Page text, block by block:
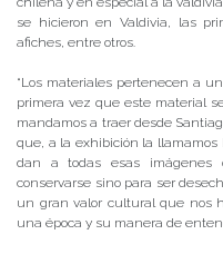
se hicieron en Valdivia, las
afiches, entre otros.
“Los materiales pertenecen a
primera vez que este material
mandamos a traer desde
que, a la exhibición la
dan a todas esas
conservarse sino para ser
un gran valor cultural que nos
una época y su manera de